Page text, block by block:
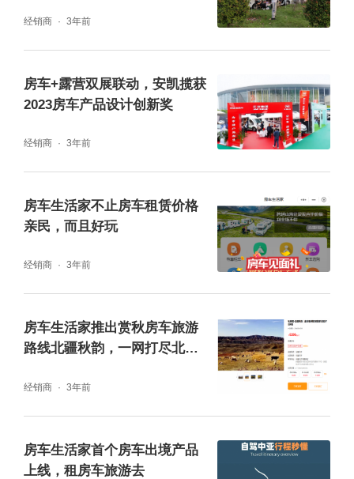
业，祝贺嘟嘟房车启动了带领员工、伙伴一起
随后，上海金盒企业管理集团总经理金莉女
士，从市值管理角度举例分析了多家上市公司
的案例。相信在金盒集团的辅导下，嘟嘟房车
一定会早日实现百亿的市值。
经销商 3年前
房车+露营双展联动，安凯揽获
2023房车产品设计创新奖
经销商 3年前
房车生活家不止房车租赁价格
亲民，而且好玩
经销商 3年前
房车生活家推出赏秋房车旅游
路线北疆秋韵，一网打尽北疆
经销商 3年前
房车生活家首个房车出境产品
上线，租房车旅游去